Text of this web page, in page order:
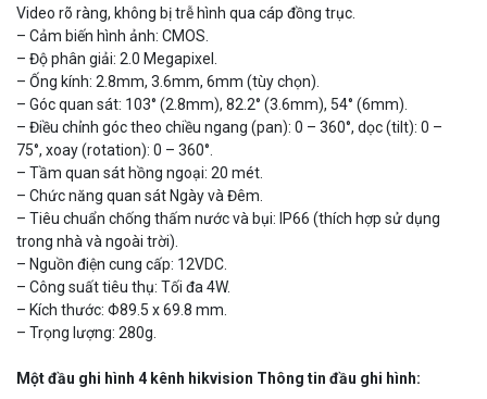
Video rõ ràng, không bị trễ hình qua cáp đồng trục.
– Cảm biến hình ảnh: CMOS.
– Độ phân giải: 2.0 Megapixel.
– Ống kính: 2.8mm, 3.6mm, 6mm (tùy chọn).
– Góc quan sát: 103° (2.8mm), 82.2° (3.6mm), 54° (6mm).
– Điều chỉnh góc theo chiều ngang (pan): 0 – 360°, dọc (tilt): 0 –
75°, xoay (rotation): 0 – 360°.
– Tầm quan sát hồng ngoại: 20 mét.
– Chức năng quan sát Ngày và Đêm.
– Tiêu chuẩn chống thấm nước và bụi: IP66 (thích hợp sử dụng
trong nhà và ngoài trời).
– Nguồn điện cung cấp: 12VDC.
– Công suất tiêu thụ: Tối đa 4W.
– Kích thước: Φ89.5 x 69.8 mm.
– Trọng lượng: 280g.
Một đầu ghi hình 4 kênh hikvision Thông tin đầu ghi hình:
Camera WiFi quay quét thông minh 2MP EZVIZ H8C
1.670.000 đ
MUA NGAY